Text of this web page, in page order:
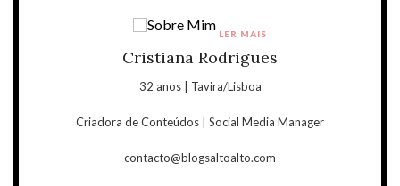
Cristiana Rodrigues
32 anos | Tavira/Lisboa
Criadora de Conteúdos | Social Media Manager
contacto@blogsaltoalto.com
LER MAIS